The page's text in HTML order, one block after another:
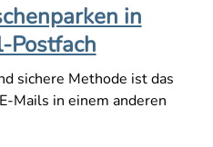
in
Postfach
sichere Methode ist das
Mails in einem anderen